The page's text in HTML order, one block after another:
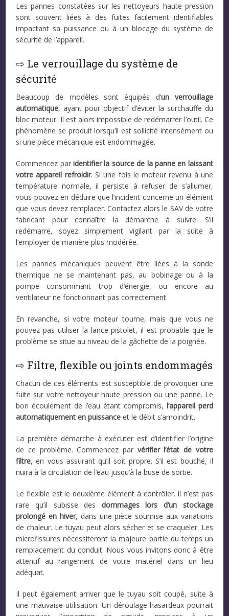
Les pannes constatées sur les nettoyeurs haute pression
sont souvent liées à des fuites facilement identifiables
impactant sa puissance ou à un blocage du système de
sécurité de l’appareil.
⇨ Le verrouillage du système de
sécurité
Beaucoup de modèles sont équipés d’un verrouillage
automatique, ayant pour objectif d’éviter la surchauffe du
bloc moteur. Il est alors impossible de redémarrer l’outil. Ce
phénomène se produit lorsqu’il est sollicité intensément ou
si une pièce mécanique est endommagée.
Commencez paridentifier la source de la panne en laissant
votre appareil refroidir. Si une fois le moteur revenu à une
température normale, il persiste à refuser de s’allumer,
vous pouvez en déduire que l’incident concerne un élément
que vous devez remplacer. Contactez alors le SAV de votre
fabricant pour connaître la démarche à suivre. S’il
redémarre, soyez simplement vigilant par la suite à
l’employer de manière plus modérée.
Les pannes mécaniques peuvent être liées à la sonde
thermique ne se maintenant pas, au bobinage ou à la
pompe consommant trop d’énergie, ou encore au
ventilateur ne fonctionnant pas correctement.
En revanche, si votre moteur tourne, mais que vous ne
pouvez pas utiliser la lance-pistolet, il est probable que le
problème se situe au niveau de la gâchette de la poignée.
⇨ Filtre, flexible ou joints endommagés
Chacun de ces éléments est susceptible de provoquer une
fuite sur votre nettoyeur haute pression ou une panne. Le
bon écoulement de l’eau étant compromis, l’appareil perd
automatiquement en puissance et le débit s’amoindrit.
La première démarche à exécuter est d’identifier l’origine
de ce problème. Commencez par vérifier l’état de votre
filtre, en vous assurant qu’il soit propre. S’il est bouché, il
nuira à la circulation de l’eau jusqu’à la buse de sortie.
Le flexible est le deuxième élément à contrôler. Il n’est pas
rare qu’il subisse des dommages lors d’un stockage
prolongé en hiver, dans une pièce soumise aux variations
de chaleur. Le tuyau peut alors sécher et se craqueler. Les
microfissures nécessiteront la majeure partie du temps un
remplacement du conduit. Nous vous invitons donc à être
attentif au rangement de votre matériel dans un lieu
adéquat.
Il peut également arriver que le tuyau soit coupé, suite à
une mauvaise utilisation. Un déroulage hasardeux pourrait